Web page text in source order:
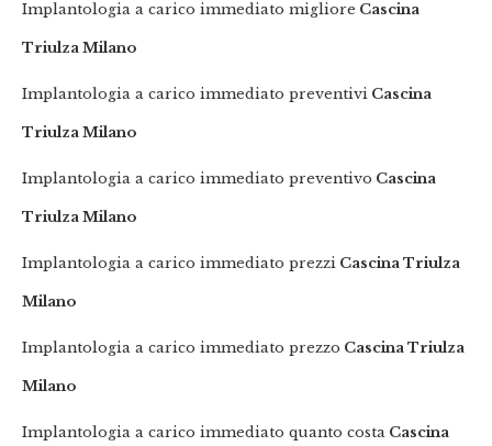
Implantologia a carico immediato migliore Cascina
Triulza Milano
Implantologia a carico immediato preventivi Cascina
Triulza Milano
Implantologia a carico immediato preventivo Cascina
Triulza Milano
Implantologia a carico immediato prezzi Cascina Triulza
Milano
Implantologia a carico immediato prezzo Cascina Triulza
Milano
Implantologia a carico immediato quanto costa Cascina